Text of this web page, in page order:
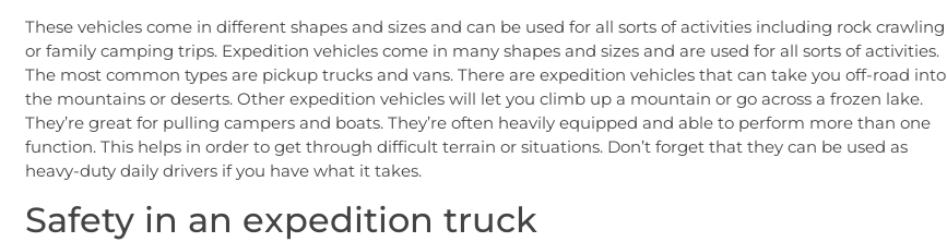
These vehicles come in different shapes and sizes and can be used for all sorts of activities including rock crawling
or family camping trips. Expedition vehicles come in many shapes and sizes and are used for all sorts of activities.
The most common types are pickup trucks and vans. There are expedition vehicles that can take you off-road into
the mountains or deserts. Other expedition vehicles will let you climb up a mountain or go across a frozen lake.
They’re great for pulling campers and boats. They’re often heavily equipped and able to perform more than one
function. This helps in order to get through difficult terrain or situations. Don’t forget that they can be used as
heavy-duty daily drivers if you have what it takes.
Safety in an expedition truck